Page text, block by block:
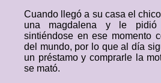
Cuando llegó a su casa el
una magdalena y le
sintiéndose en ese momento
del mundo, por lo que al día
un préstamo y comprarle la
se mató.